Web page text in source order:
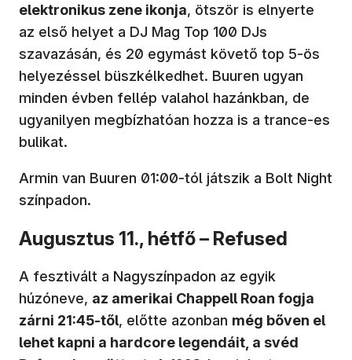
elektronikus zene ikonja, ötször is elnyerte
az első helyet a DJ Mag Top 100 DJs
szavazásán, és 20 egymást követő top 5-ös
helyezéssel büszkélkedhet. Buuren ugyan
minden évben fellép valahol hazánkban, de
ugyanilyen megbízhatóan hozza is a trance-es
bulikat.
Armin van Buuren 01:00-tól játszik a Bolt Night
színpadon.
Augusztus 11., hétfő – Refused
A fesztivált a Nagyszínpadon az egyik
húzóneve, az amerikai Chappell Roan fogja
zárni 21:45-től, előtte azonban még bőven el
lehet kapni a hardcore legendáit, a svéd